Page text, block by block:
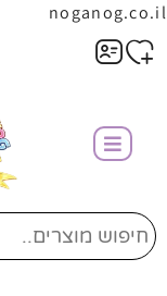
noganog.co.il